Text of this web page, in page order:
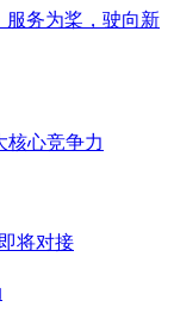
服务为桨，驶向新
核心竞争力
将对接